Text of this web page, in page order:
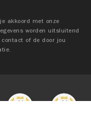
akkoord met onze
worden uitsluitend
of de door jou